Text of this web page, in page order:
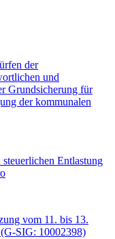
der
und
Grundsicherung für
der kommunalen
Entlastung
vom 11. bis 13.
SIG: 10002398)